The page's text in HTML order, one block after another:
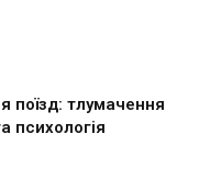
поїзд: тлумачення
психологія